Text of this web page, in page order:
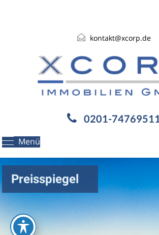
kontakt@xcorp.de
Menü
0201-74769511
Preisspiegel